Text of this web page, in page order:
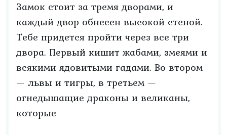
Замок стоит за тремя дворами, и
каждый двор обнесен высокой стеной.
Тебе придется пройти через все три
двора. Первый кишит жабами, змеями и
всякими ядовитыми гадами. Во втором
— львы и тигры, в третьем —
огнедышащие драконы и великаны,
которые